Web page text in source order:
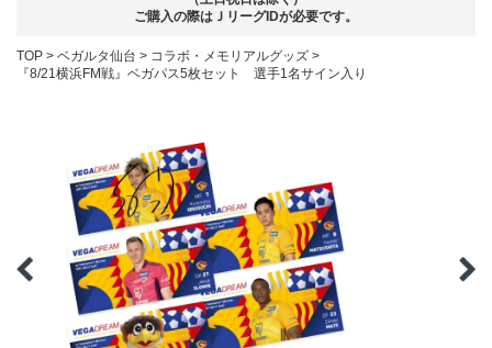
ご購入の際はＪリーグIDが必要です。
TOP ベガルタ仙台
コラボ・メモリアルグッズ
『8/21横浜FM戦』ベガパス5枚セット 選手1名サイン入り